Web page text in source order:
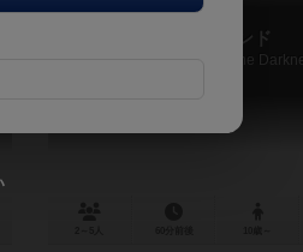
ウォーバンド
Warband: Against the